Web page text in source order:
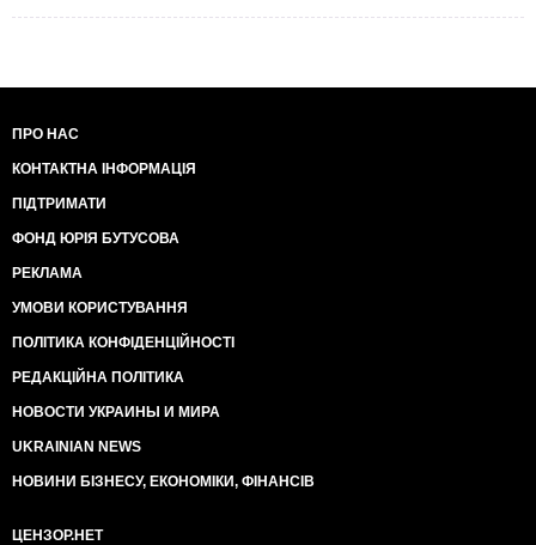
ПРО НАС
КОНТАКТНА ІНФОРМАЦІЯ
ПІДТРИМАТИ
ФОНД ЮРІЯ БУТУСОВА
РЕКЛАМА
УМОВИ КОРИСТУВАННЯ
ПОЛІТИКА КОНФІДЕНЦІЙНОСТІ
РЕДАКЦІЙНА ПОЛІТИКА
НОВОСТИ УКРАИНЫ И МИРА
UKRAINIAN NEWS
НОВИНИ БІЗНЕСУ, ЕКОНОМІКИ, ФІНАНСІВ
ЦЕНЗОР.НЕТ